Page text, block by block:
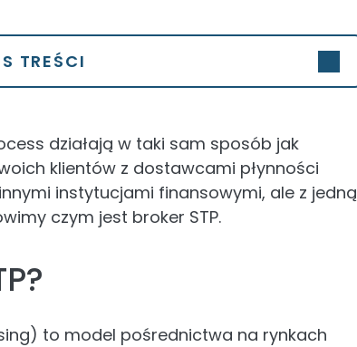
TREŚCI
działają w taki sam sposób jak
klientów z dostawcami płynności
instytucjami finansowymi, ale z jedną
czym jest broker STP.
to model pośrednictwa na rynkach